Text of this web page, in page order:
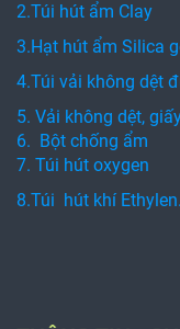
2.Túi hút ẩm Clay
3.Hạt hút ẩm Silica
4.Túi vải không dệt
5. Vải không dệt,
6. Bột chống ẩm
7. Túi hút oxygen
8.Túi hút khí Ethylen.